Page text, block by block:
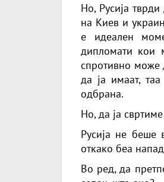
Но, Русија
на Киев и
е идеален
дипломати кои
спротивно може
да ја имаат,
одбрана.
Но, да ја
Русија не беше
откако беа
Во ред, да